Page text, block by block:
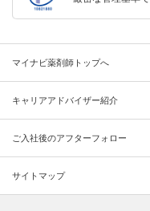
マイナビ薬剤師トップへ
キャリアアドバイザー紹介
ご入社後のアフターフォロー
サイトマップ